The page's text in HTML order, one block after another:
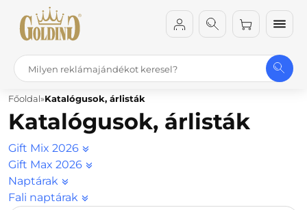
Főoldal Katalógusok, árlisták
Katalógusok, árlisták
Gift Mix 2026
Gift Max 2026
Naptárak
Fali naptárak